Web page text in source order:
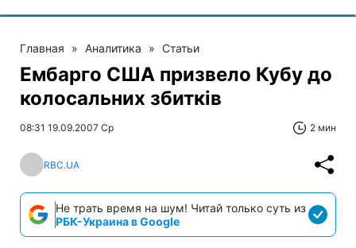
Главная » Аналитика » Статьи
Ембарго США призвело Кубу до
колосальних збитків
08:31 19.09.2007 Ср 2 мин
RBC.UA
Не трать время на шум! Читай только суть из
РБК-Украина в Google